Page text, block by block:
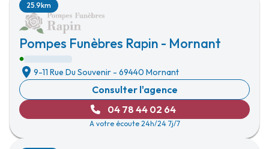
Pompes Funèbres Rapin - Mornant
25.9km
9-11 Rue Du Souvenir - 69440 Mornant
Consulter l'agence
04 78 44 02 64
A votre écoute 24h/24 7j/7